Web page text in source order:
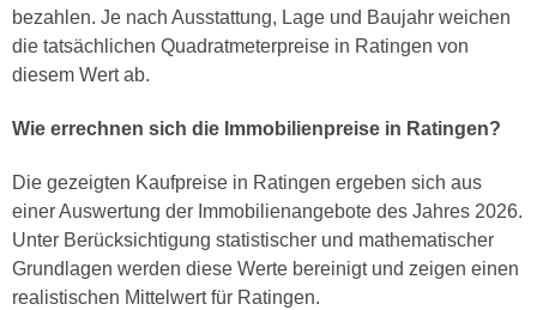
bezahlen. Je nach Ausstattung, Lage und Baujahr weichen
die tatsächlichen Quadratmeterpreise in Ratingen von
diesem Wert ab.
Wie errechnen sich die Immobilienpreise in Ratingen?
Die gezeigten Kaufpreise in Ratingen ergeben sich aus
einer Auswertung der Immobilienangebote des Jahres 2026.
Unter Berücksichtigung statistischer und mathematischer
Grundlagen werden diese Werte bereinigt und zeigen einen
realistischen Mittelwert für Ratingen.